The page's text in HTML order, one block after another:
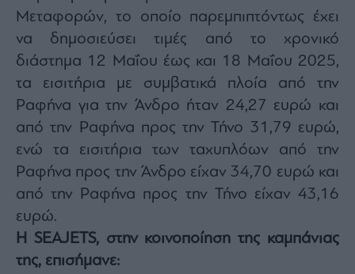
Μεταφορών, το οποίο παρεμπιπτόντως έχει
να δημοσιεύσει τιμές από το χρονικό
διάστημα 12 Μαΐου έως και 18 Μαΐου 2025,
τα εισιτήρια με συμβατικά πλοία από την
Ραφήνα για την Άνδρο ήταν 24,27 ευρώ και
από την Ραφήνα προς την Τήνο 31,79 ευρώ,
ενώ τα εισιτήρια των ταχυπλόων από την
Ραφήνα προς την Άνδρο είχαν 34,70 ευρώ και
από την Ραφήνα προς την Τήνο είχαν 43,16
ευρώ.
Η SEAJETS, στην κοινοποίηση της καμπάνιας
της, επισήμανε: